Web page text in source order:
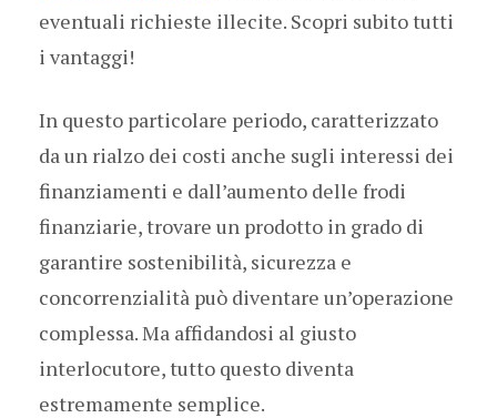
eventuali richieste illecite. Scopri subito tutti
i vantaggi!
In questo particolare periodo, caratterizzato
da un rialzo dei costi anche sugli interessi dei
finanziamenti e dall’aumento delle frodi
finanziarie, trovare un prodotto in grado di
garantire sostenibilità, sicurezza e
concorrenzialità può diventare un’operazione
complessa. Ma affidandosi al giusto
interlocutore, tutto questo diventa
estremamente semplice.